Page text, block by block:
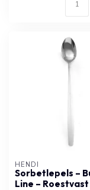
HENDI
Sorbetlepels –
Line –